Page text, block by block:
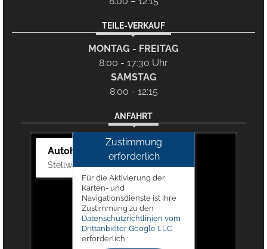
TEILE-VERKAUF
MONTAG - FREITAG
8:00 - 17:30 Uhr
SAMSTAG
8:00 - 12:15
ANFAHRT
Autohaus Picker
Stellwerk 5, 57368 Lennestadt
Zustimmung
erforderlich
Für die Aktivierung der
Karten- und
Navigationsdienste ist Ihre
Zustimmung zu den
Datenschutzrichtlinien vom
Drittanbieter Google LLC
erforderlich.